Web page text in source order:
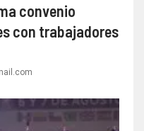
convenio
con trabajadores